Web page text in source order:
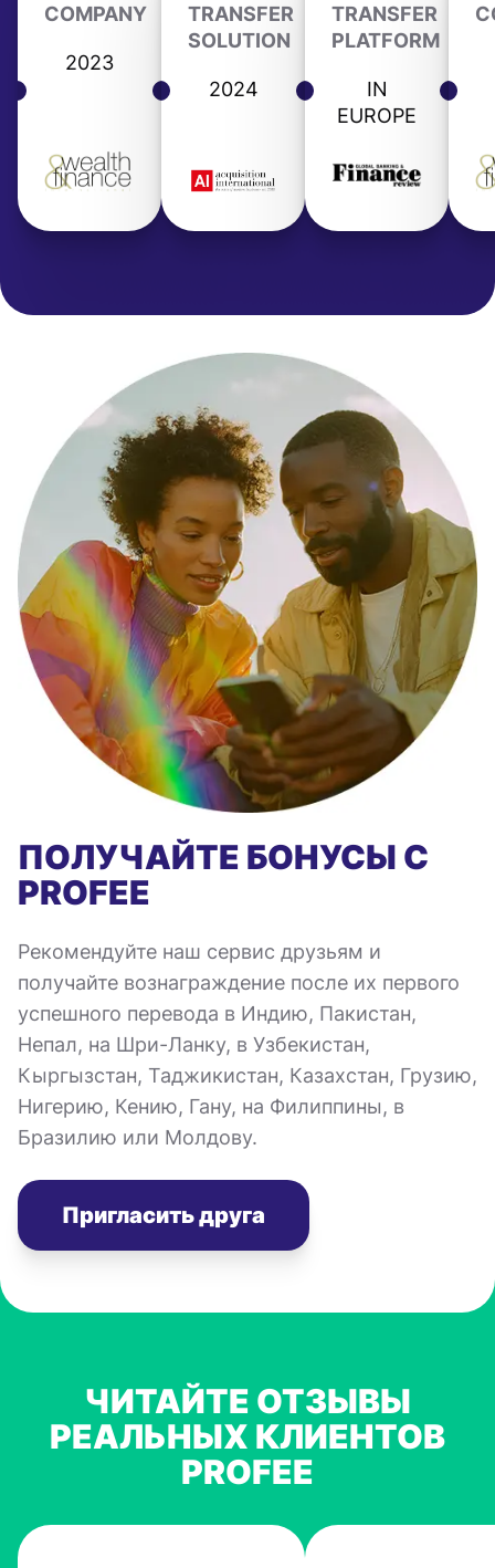
COMPANY
2023
TRANSFER
SOLUTION
2024
TRANSFER
PLATFORM
IN
EUROPE
ПОЛУЧАЙТЕ БОНУСЫ С
PROFEE
Рекомендуйте наш сервис друзьям и
получайте вознаграждение после их первого
успешного перевода в Индию, Пакистан,
Непал, на Шри-Ланку, в Узбекистан,
Кыргызстан, Таджикистан, Казахстан, Грузию,
Нигерию, Кению, Гану, на Филиппины, в
Бразилию или Молдову.
Пригласить друга
ЧИТАЙТЕ ОТЗЫВЫ
РЕАЛЬНЫХ КЛИЕНТОВ
PROFEE